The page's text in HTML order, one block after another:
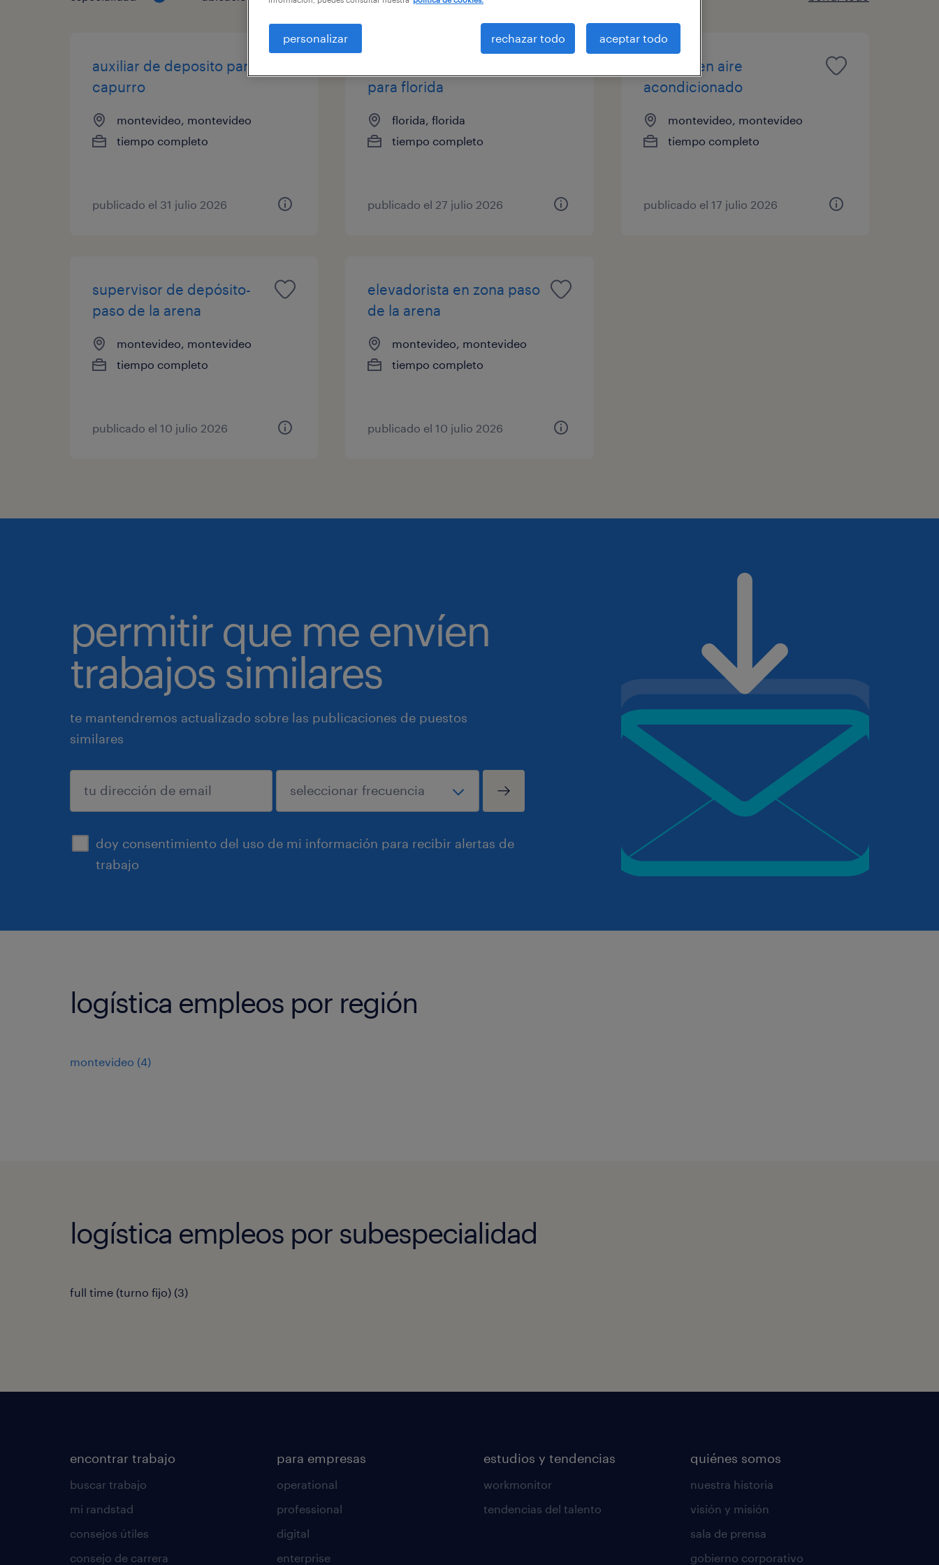
auxiliar de deposito para
capurro
montevideo, montevideo
tiempo completo
publicado el 31 julio 2026
para florida
florida, florida
tiempo completo
publicado el 27 julio 2026
técnico en aire
acondicionado
montevideo, montevideo
tiempo completo
publicado el 17 julio 2026
supervisor de depósito-
paso de la arena
montevideo, montevideo
tiempo completo
publicado el 10 julio 2026
elevadorista en zona paso
de la arena
montevideo, montevideo
tiempo completo
publicado el 10 julio 2026
permitir que me envíen
trabajos similares
te mantendremos actualizado sobre las publicaciones de puestos
similares
doy consentimiento del uso de mi información para recibir alertas de
trabajo
enviar
logística empleos por región
montevideo (4)
logística empleos por subespecialidad
full time (turno fijo) (3)
encontrar trabajo
buscar trabajo
mi randstad
consejos útiles
consejo de carrera
para empresas
operational
professional
digital
enterprise
estudios y tendencias
workmonitor
tendencias del talento
quiénes somos
nuestra historia
visión y misión
sala de prensa
gobierno corporativo
personalizar rechazar todo aceptar todo